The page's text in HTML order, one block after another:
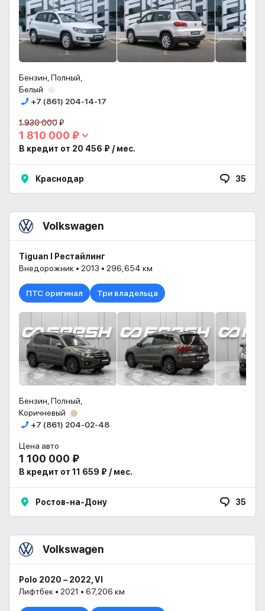
Бензин, Полный,
Белый
+7 (861) 204-14-17
1 930 000 ₽
1 810 000 ₽
В кредит от 20 456 ₽ / мес.
Краснодар 35
Volkswagen
Tiguan I Рестайлинг
Внедорожник • 2013 • 296,654 км
ПТС оригинал Три владельца
Бензин, Полный,
Коричневый
+7 (861) 204-02-48
Цена авто
1 100 000 ₽
В кредит от 11 659 ₽ / мес.
Ростов-на-Дону 35
Volkswagen
Polo 2020 – 2022, VI
Лифтбек • 2021 • 67,206 км